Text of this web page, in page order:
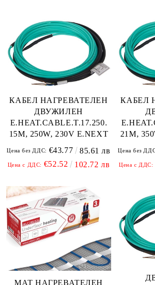
КАБЕЛ НАГРЕВАТЕЛЕН
ДВУЖИЛЕН
E.HEAT.CABLE.T.17.250.
15M, 250W, 230V E.NEXT
Цена без ДДС: €43.77 85.61 лв
Цена с ДДС: €52.52 102.72 лв
КАБЕЛ
21M,
Цена без
Цена с ДДС:
МАТ НАГРЕВАТЕЛЕН